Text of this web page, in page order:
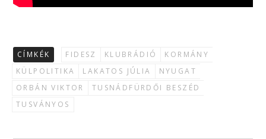
CÍMKÉK FIDESZ KLUBRÁDIÓ
KORMÁNY
KÜLPOLITIKA
LAKATOS JÚLIA
NYUGAT
ORBÁN VIKTOR
TUSNÁDFÜRDŐI BESZÉD
TUSVÁNYOS